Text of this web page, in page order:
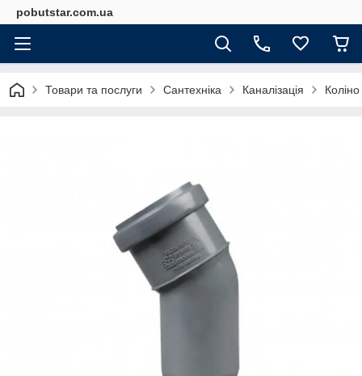
pobutstar.com.ua
Товари та послуги Сантехніка Каналізація